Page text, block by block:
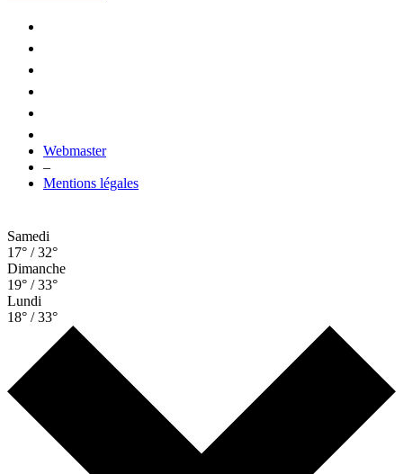
Webmaster
–
Mentions légales
Samedi
17° / 32°
Dimanche
19° / 33°
Lundi
18° / 33°